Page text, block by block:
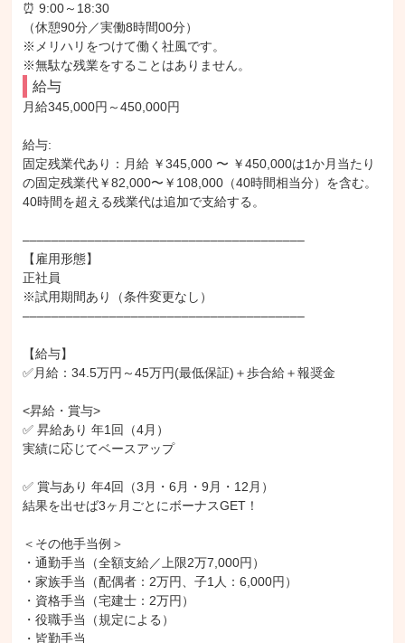
⏰ 9:00～18:30
（休憩90分／実働8時間00分）
※メリハリをつけて働く社風です。
※無駄な残業をすることはありません。
給与
月給345,000円～450,000円
給与:
固定残業代あり：月給 ￥345,000 〜 ￥450,000は1か月当たり
の固定残業代￥82,000〜￥108,000（40時間相当分）を含む。
40時間を超える残業代は追加で支給する。
–––––––––––––––––––––––––––––––––––––––
【雇用形態】
正社員
※試用期間あり（条件変更なし）
–––––––––––––––––––––––––––––––––––––––
【給与】
✅月給：34.5万円～45万円(最低保証)＋歩合給＋報奨金
<昇給・賞与>
✅ 昇給あり 年1回（4月）
実績に応じてベースアップ
✅ 賞与あり 年4回（3月・6月・9月・12月）
結果を出せば3ヶ月ごとにボーナスGET！
＜その他手当例＞
・通勤手当（全額支給／上限2万7,000円）
・家族手当（配偶者：2万円、子1人：6,000円）
・資格手当（宅建士：2万円）
・役職手当（規定による）
・皆勤手当